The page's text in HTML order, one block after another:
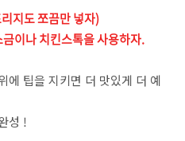
지도 쪼끔만 넣자)
이나 치킨스톡을 사용하자.
에 팁을 지키면 더 맛있게 더 예
성 !